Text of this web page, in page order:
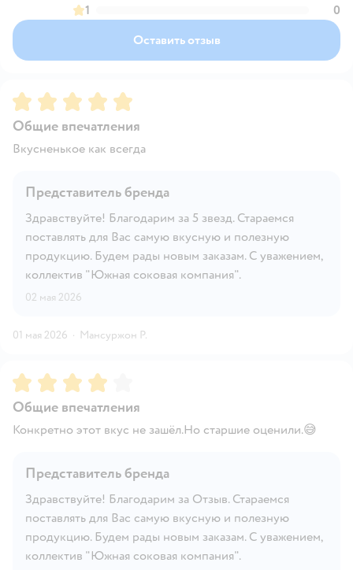
1
0
Оставить отзыв
Рейтинг:5
Общие впечатления
Вкусненькое как всегда
Представитель бренда
Здравствуйте! Благодарим за 5 звезд. Стараемся
поставлять для Вас самую вкусную и полезную
продукцию. Будем рады новым заказам. С уважением,
коллектив "Южная соковая компания".
02 мая 2026
01 мая 2026 · Мансуржон Р.
Рейтинг:4
Общие впечатления
Конкретно этот вкус не зашёл.Но старшие оценили.😅
Представитель бренда
Здравствуйте! Благодарим за Отзыв. Стараемся
поставлять для Вас самую вкусную и полезную
продукцию. Будем рады новым заказам. С уважением,
коллектив "Южная соковая компания".